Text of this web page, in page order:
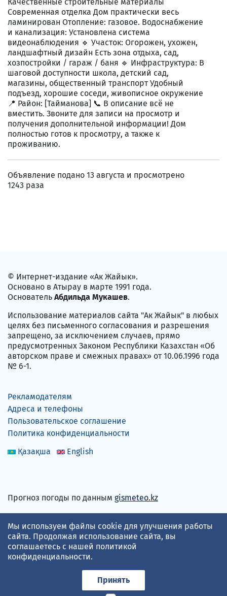
Современная отделка Дом практически весь
ламинирован Отопление: газовое. Водоснабжение
и канализация: Установлена система
видеонаблюдения 🔹 Участок: Огорожен, ухожен,
ландшафтный дизайн Есть зона отдыха, сад,
хозпостройки / гараж / баня 🔹 Инфраструктура: В
шаговой доступности школа, детский сад,
магазины, общественный транспорт Удобный
подъезд, хорошие соседи, живописное окружение
📍 Район: [Тайманова] 📞 В описание всё не
вместить. Звоните для записи на просмотр и
получения дополнительной информации! Дом
полностью готов к просмотру, а также к
проживанию.
Объявление подано 13 августа и просмотрено
1243 раза
© Интернет-издание «Ак Жайык».
Основано в Атырау в марте 1991 года.
Основатель Абдильда Мукашев.
Использование материалов сайта "Ак Жайык" в любых
целях без письменного согласования и разрешения
запрещено, за исключением случаев, прямо
предусмотренных Законом Республики Казахстан «Об
авторском праве и смежных правах» от 10.06.1996 года
№ 6-1.
Рекламодателям
Адреса и телефоны
Пользовательское соглашение
Политика конфиденциальности
Қазақша
English
Прогноз погоды по данным gismeteo.kz
Принимаем карты
Мы используем файлы cookie для улучшения работы
сайта. Продолжая использование сайта, вы
соглашаетесь с нашей политикой
конфиденциальности.
Принять